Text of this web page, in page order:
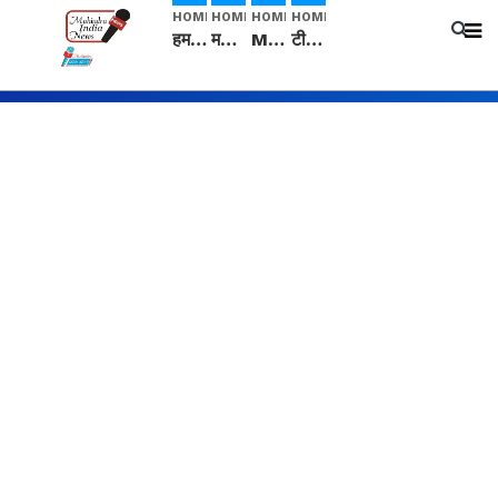
HOME
हम सनातनी..." सांसद kangana Ranaut से क्या बोली लड़की? Viral Jantar-Mantar | CJP protest
HOME
मनीषा हत्याकांड: हत्या, आत्महत्या या कोई बड़ा राज? | Full Story | Josh Haryana
HOME
Mangalsutra: हिंदू धर्म में शादी के बाद मंगलसूत्र क्यों पहनती है महिलाएं, किसने शुरु की ये परंपरा
HOME
टीम बीकेई ने एग्रीकल्चर ग्रेड की यूरिया खाद गट्टों में बदलकर टेक्निकल ग्रेड में बेचने वालों पर करवाई कार्रवाई: लखविंदर सिंह औलख